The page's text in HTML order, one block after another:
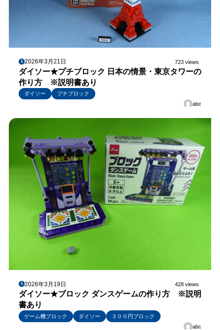
2026年3月21日 723 views
ダイソー★プチブロック 日本の情景・東京タワーの
作り方 ※説明書あり
ダイソー
プチブロック
abc
2026年3月19日 428 views
ダイソー★ブロック ダンスゲームの作り方 ※説明
書あり
ゲーム機ブロック ダイソー
３００円ブロック
abc